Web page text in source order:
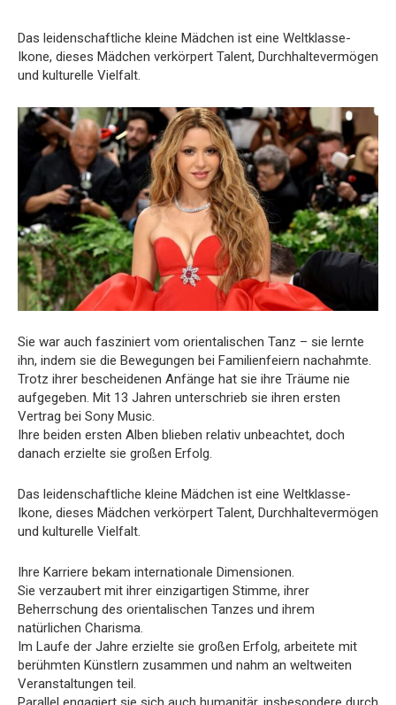
Das leidenschaftliche kleine Mädchen ist eine Weltklasse-
Ikone, dieses Mädchen verkörpert Talent, Durchhaltevermögen
und kulturelle Vielfalt.
Sie war auch fasziniert vom orientalischen Tanz – sie lernte
ihn, indem sie die Bewegungen bei Familienfeiern nachahmte.
Trotz ihrer bescheidenen Anfänge hat sie ihre Träume nie
aufgegeben. Mit 13 Jahren unterschrieb sie ihren ersten
Vertrag bei Sony Music.
Ihre beiden ersten Alben blieben relativ unbeachtet, doch
danach erzielte sie großen Erfolg.
Das leidenschaftliche kleine Mädchen ist eine Weltklasse-
Ikone, dieses Mädchen verkörpert Talent, Durchhaltevermögen
und kulturelle Vielfalt.
Ihre Karriere bekam internationale Dimensionen.
Sie verzaubert mit ihrer einzigartigen Stimme, ihrer
Beherrschung des orientalischen Tanzes und ihrem
natürlichen Charisma.
Im Laufe der Jahre erzielte sie großen Erfolg, arbeitete mit
berühmten Künstlern zusammen und nahm an weltweiten
Veranstaltungen teil.